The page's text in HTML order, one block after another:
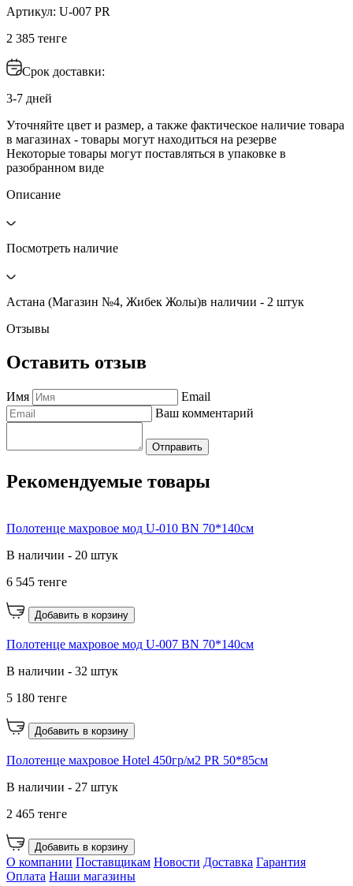
Артикул: U-007 PR
2 385 тенге
Срок доставки:
3-7 дней
Уточняйте цвет и размер, а также фактическое наличие товара
в магазинах - товары могут находиться на резерве
Некоторые товары могут поставляться в упаковке в
разобранном виде
Описание
Посмотреть наличие
Астана (Магазин №4, Жибек Жолы)в наличии - 2 штук
Отзывы
Оставить отзыв
Имя
Email
Ваш комментарий
Отправить
Рекомендуемые товары
Полотенце махровое мод U-010 BN 70*140см
В наличии - 20 штук
6 545 тенге
Добавить в корзину
Полотенце махровое мод U-007 BN 70*140см
В наличии - 32 штук
5 180 тенге
Добавить в корзину
Полотенце махровое Hotel 450гр/м2 PR 50*85см
В наличии - 27 штук
2 465 тенге
Добавить в корзину
О компании Поставщикам Новости Доставка Гарантия
Оплата Наши магазины